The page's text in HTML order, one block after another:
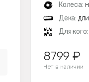
Колеса:
Дека:
Для кого:
8799 ₽
Нет в наличии